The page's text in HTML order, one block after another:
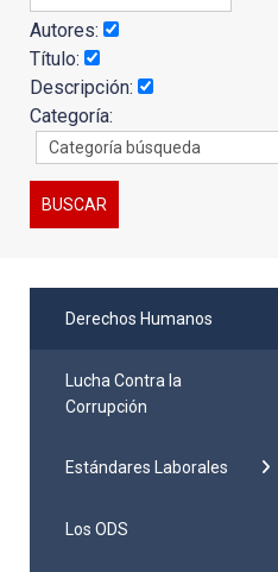
Autores:
Título:
Descripción:
Categoría:
Derechos Humanos
Lucha Contra la
Corrupción
Estándares Laborales
Los ODS